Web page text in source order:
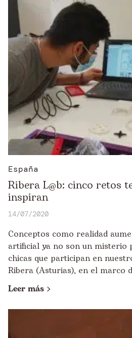
España
Ribera L@b: cinco retos
inspiran
14/07/2020
Conceptos como realidad
artificial ya no son un misterio
chicas que participan en
Ribera (Asturias), en el marco
Leer más